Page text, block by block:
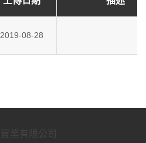
2019-08-28